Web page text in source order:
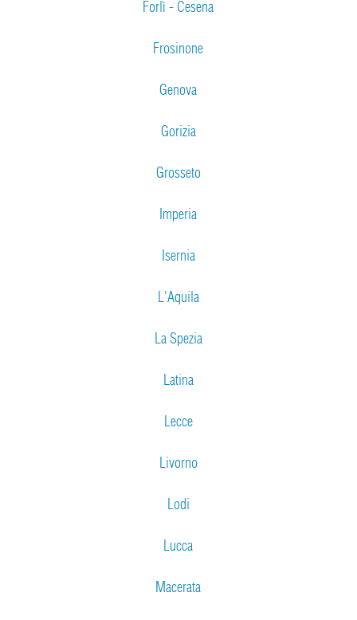
Forlì - Cesena
Frosinone
Genova
Gorizia
Grosseto
Imperia
Isernia
L'Aquila
La Spezia
Latina
Lecce
Livorno
Lodi
Lucca
Macerata